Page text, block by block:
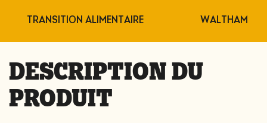
Partagez
TRANSITION ALIMENTAIRE WALTHAM
DESCRIPTION DU
PRODUIT